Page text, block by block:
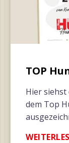
TOP
Hier siehst
dem Top